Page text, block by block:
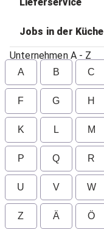
Jobs in der Küche
Unternehmen A - Z
A B C
F G H
K L M
P Q R
U V W
Z Ä Ö